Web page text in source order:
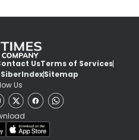
UsTerms of Services
IndexSitemap
Us